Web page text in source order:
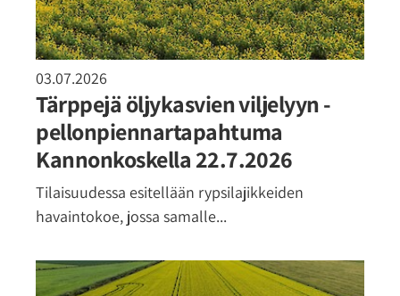
03.07.2026
Tärppejä öljykasvien viljelyyn -
pellonpiennartapahtuma
Kannonkoskella 22.7.2026
Tilaisuudessa esitellään rypsilajikkeiden
havaintokoe, jossa samalle...